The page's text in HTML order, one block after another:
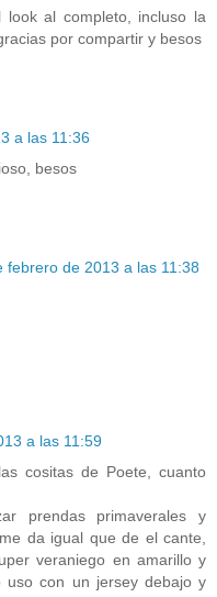
al completo, incluso la
por compartir y besos
a las 11:36
besos
febrero de 2013 a las 11:38
a las 11:59
cositas de Poete, cuanto
prendas primaverales y
da igual que de el cante,
veraniego en amarillo y
con un jersey debajo y